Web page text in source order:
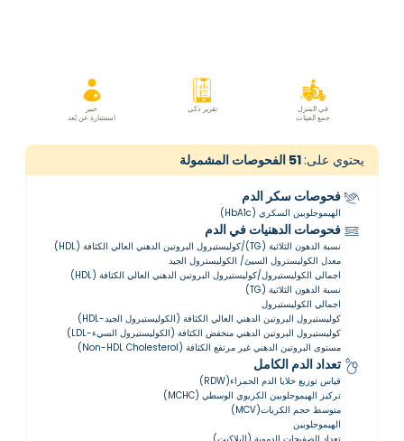
في المنزل
جمع العينات
تقرير ذكي
خبير
استشارة عن بُعد
يحتوي على:51 الفحوصات المشمولة
فحوصات سكر الدم
الهيموجلوبين السكري (HbA1c)
فحوصات الدهنيات في الدم
نسبة الدهون الثلاثية (TG)/كوليستيرول البروتين الدهني العالي الكثافة (HDL)
معدل الكوليسترول السيئ/ الكوليسترول الجيد
اجمالي الكوليستيرول/كوليستيرول البروتين الدهني العالي الكثافة (HDL)
نسبة الدهون الثلاثية (TG)
اجمالي الكوليستيرول
كوليستيرول البروتين الدهني العالي الكثافة (الكوليستيرول الجيد-HDL)
كوليستيرول البروتين الدهني منخفض الكثافة (الكوليستيرول السيء-LDL)
مستوى البروتين الدهني غير مرتفع الكثافة (Non-HDL Cholesterol)
تعداد الدم الكامل
قياس توزيع خلايا الدم الحمراء(RDW)
تركيز الهيموجلوبين الكريوي الوسطي (MCHC)
متوسط حجم الكريات(MCV)
الهيموجلوبين
تعداد الصفيحات الدموية (البلاكيت)